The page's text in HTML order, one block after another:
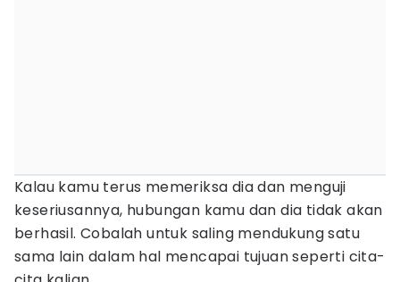
Kalau kamu terus memeriksa dia dan menguji
keseriusannya, hubungan kamu dan dia tidak akan
berhasil. Cobalah untuk saling mendukung satu
sama lain dalam hal mencapai tujuan seperti cita-